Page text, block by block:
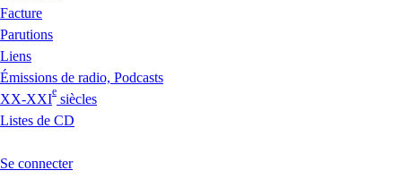
Facture
Parutions
Liens
Émissions de radio, Podcasts
XX-XXI
e
siècles
Listes de CD
Se connecter